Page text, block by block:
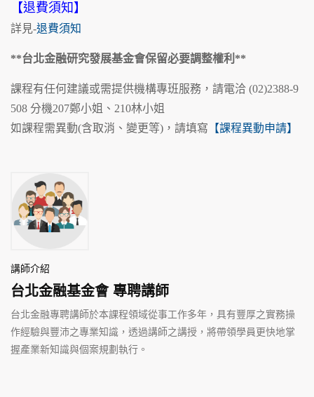
【退費須知】
詳見-退費須知
**台北金融研究發展基金會保留必要調整權利**
課程有任何建議或需提供機構專班服務，請電洽 (02)2388-9
508 分機207鄭小姐、210林小姐
如課程需異動(含取消、變更等)，請填寫 【課程異動申請】
講師介紹
台北金融基金會 專聘講師
台北金融專聘講師於本課程領域從事工作多年，具有豐厚之實務操
作經驗與豐沛之專業知識，透過講師之講授，將帶領學員更快地掌
握產業新知識與個案規劃執行。